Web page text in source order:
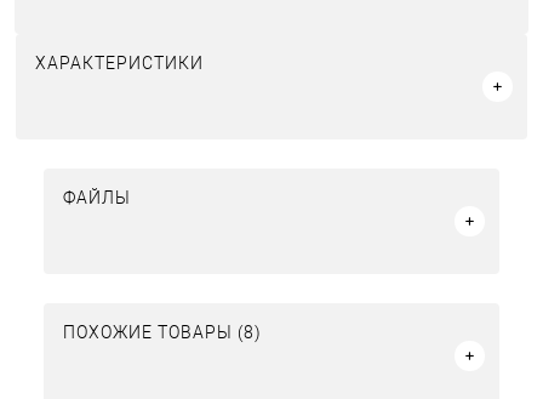
ХАРАКТЕРИСТИКИ
ФАЙЛЫ
ПОХОЖИЕ ТОВАРЫ (8)